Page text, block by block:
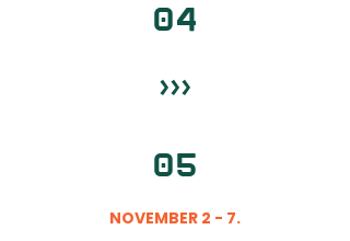
04
›››
05
NOVEMBER 2 - 7.